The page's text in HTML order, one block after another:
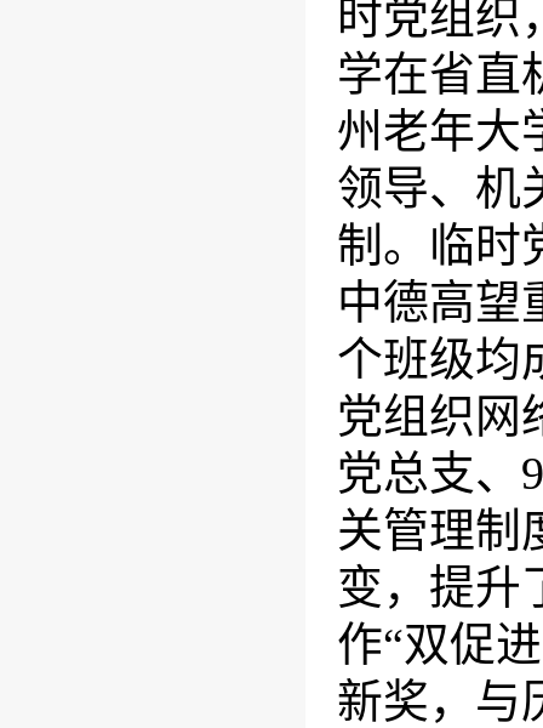
时党组织
学在省直
州老年大
领导、机
制。临时
中德高望
个班级均
党组织网
党总支、 9
关管理制
变，提升
作“双促
新奖，与